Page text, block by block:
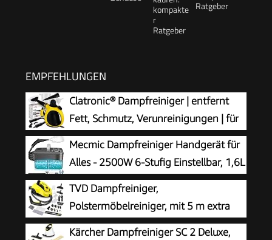
Ratgeber
EMPFEHLUNGEN
Clatronic® Dampfreiniger | entfernt
Fett, Schmutz, Verunreinigungen | für
Auto, Küche, Bad, Polster | chemiefrei |
Steam Cleaner | 360° Dampfdüse | Handgerät
mit 5 m Kabel & Zubehör | DR 3653
Mecmic Dampfreiniger Handgerät für
Alles - 2500W 6-Stufig Einstellbar, 1,6L
Wassertank, 120 °C Dampf, 15s
Aufheizzeit, Tragbar mit 10 Zubehörteilen,
Dampfreinigung für Boden,
Polstermöbel,Fenster,Auto
TVD Dampfreiniger,
Polstermöbelreiniger, mit 5 m extra
Langem Netzkabel
Kärcher Dampfreiniger SC 2 Deluxe,